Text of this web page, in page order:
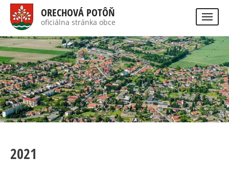
na
obsah
ORECHOVÁ POTÔŇ
oficiálna stránka obce
site
version
Hladať
2021